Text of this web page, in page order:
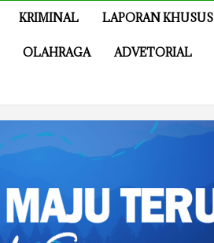
KRIMINAL LAPORAN KHUSUS
OLAHRAGA ADVETORIAL